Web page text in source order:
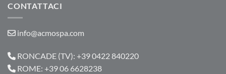
CONTATTACI
info@acmospa.com
RONCADE (TV): +39 0422 840220
ROME: +39 06 6628238